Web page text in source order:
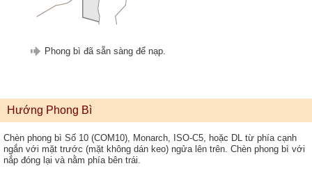
Phong bì đã sẵn sàng để nạp.
Hướng Phong Bì
Chèn phong bì Số 10 (COM10), Monarch, ISO-C5, hoặc DL từ phía cạnh
ngắn với mặt trước (mặt không dán keo) ngửa lên trên. Chèn phong bì với
nắp đóng lại và nằm phía bên trái.